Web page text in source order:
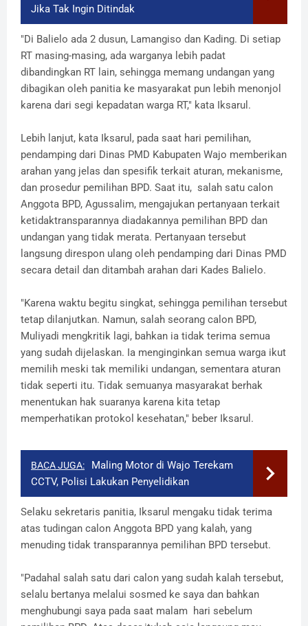
Jika Tak Ingin Ditindak
"Di Balielo ada 2 dusun, Lamangiso dan Kading. Di setiap
RT masing-masing, ada warganya lebih padat
dibandingkan RT lain, sehingga memang undangan yang
dibagikan oleh panitia ke masyarakat pun lebih menonjol
karena dari segi kepadatan warga RT," kata Iksarul.
Lebih lanjut, kata Iksarul, pada saat hari pemilihan,
pendamping dari Dinas PMD Kabupaten Wajo memberikan
arahan yang jelas dan spesifik terkait aturan, mekanisme,
dan prosedur pemilihan BPD. Saat itu, salah satu calon
Anggota BPD, Agussalim, mengajukan pertanyaan terkait
ketidaktransparannya diadakannya pemilihan BPD dan
undangan yang tidak merata. Pertanyaan tersebut
langsung direspon ulang oleh pendamping dari Dinas PMD
secara detail dan ditambah arahan dari Kades Balielo.
"Karena waktu begitu singkat, sehingga pemilihan tersebut
tetap dilanjutkan. Namun, salah seorang calon BPD,
Muliyadi mengkritik lagi, bahkan ia tidak terima semua
yang sudah dijelaskan. Ia menginginkan semua warga ikut
memilih meski tak memiliki undangan, sementara aturan
tidak seperti itu. Tidak semuanya masyarakat berhak
menentukan hak suaranya karena kita tetap
memperhatikan protokol kesehatan," beber Iksarul.
BACA JUGA:
Maling Motor di Wajo Terekam
CCTV, Polisi Lakukan Penyelidikan
Selaku sekretaris panitia, Iksarul mengaku tidak terima
atas tudingan calon Anggota BPD yang kalah, yang
menuding tidak transparannya pemilihan BPD tersebut.
"Padahal salah satu dari calon yang sudah kalah tersebut,
selalu bertanya melalui sosmed ke saya dan bahkan
menghubungi saya pada saat malam hari sebelum